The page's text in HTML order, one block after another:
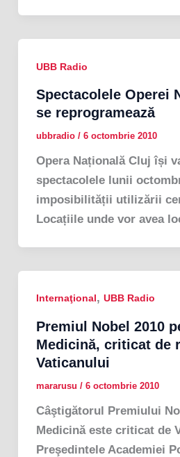
UBB Radio
Spectacolele Operei
se reprogramează
ubbradio / 6 octombrie 2010
Opera Națională Cluj își
spectacolele lunii
imposibilității utilizării
Locațiile unde vor avea
Internaţional, UBB Radio
Premiul Nobel 2010
Medicină, criticat de
Vaticanului
mararusu / 6 octombrie 2010
Câştigătorul Premiului
Medicină este criticat de
Preşedintele Academiei